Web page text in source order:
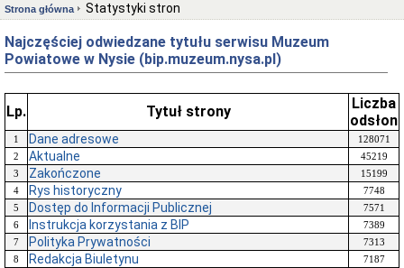
Strona główna Statystyki stron
Najczęściej odwiedzane tytułu serwisu Muzeum
Powiatowe w Nysie (bip.muzeum.nysa.pl)
Lp. Tytuł strony
Liczba
odsłon
1 Dane adresowe
128071
2
Aktualne
45219
3
Zakończone
15199
4
Rys historyczny
7748
5
Dostęp do Informacji Publicznej
7571
6
Instrukcja korzystania z BIP
7389
7
Polityka Prywatności
7313
8
Redakcja Biuletynu 7187